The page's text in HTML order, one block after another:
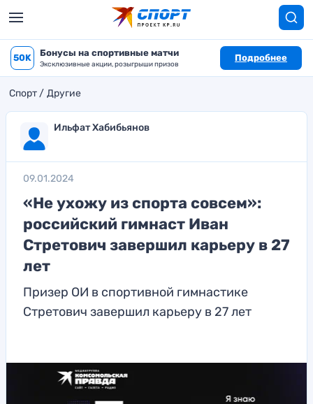
50K Бонусы на спортивные матчи
Эксклюзивные акции, розыгрыши призов
Подробнее
Спорт Другие
Ильфат Хабибьянов
09.01.2024
«Не ухожу из спорта совсем»:
российский гимнаст Иван
Стретович завершил карьеру в 27
лет
Призер ОИ в спортивной гимнастике
Стретович завершил карьеру в 27 лет